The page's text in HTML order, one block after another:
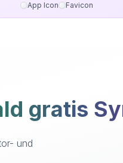
App Icon Favicon
gratis
und